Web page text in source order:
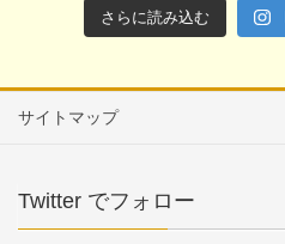
さらに読み込む
サイトマップ
Twitter でフォロー